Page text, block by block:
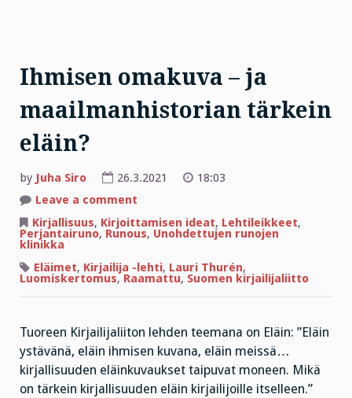
Ihmisen omakuva – ja
maailmanhistorian tärkein
eläin?
by Juha Siro 26.3.2021
18:03
Leave a comment
omakuva
–
tärkein
eläin?
Kirjallisuus, Kirjoittamisen ideat, Lehtileikkeet,
Perjantairuno, Runous, Unohdettujen runojen
klinikka
Eläimet, Kirjailija -lehti, Lauri Thurén,
Luomiskertomus, Raamattu, Suomen kirjailijaliitto
Tuoreen Kirjailijaliiton lehden teemana on Eläin: ”Eläin
ystävänä, eläin ihmisen kuvana, eläin meissä…
kirjallisuuden eläinkuvaukset taipuvat moneen. Mikä
on tärkein kirjallisuuden eläin kirjailijoille itselleen.”